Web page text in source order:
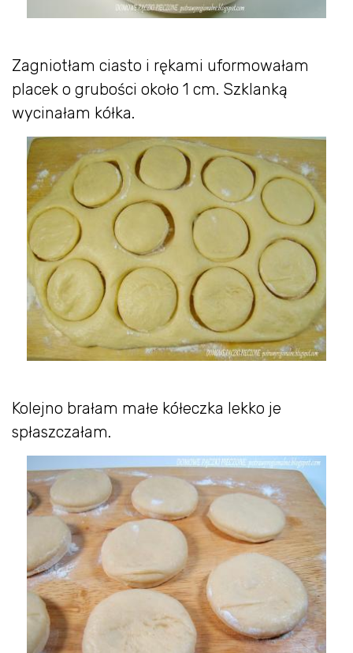
Zagniotłam ciasto i rękami uformowałam
placek o grubości około 1 cm. Szklanką
wycinałam kółka.
Kolejno brałam małe kółeczka lekko je
spłaszczałam.